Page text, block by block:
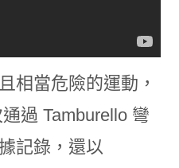
相當危險的運動，
過 Tamburello 彎
記錄，還以